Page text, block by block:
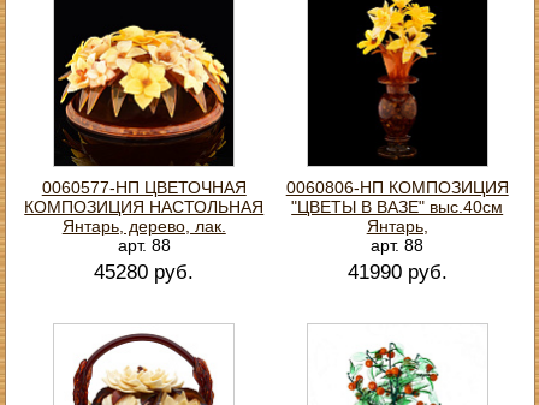
0060577-НП ЦВЕТОЧНАЯ
КОМПОЗИЦИЯ НАСТОЛЬНАЯ
Янтарь, дерево, лак.
арт. 88
45280 руб.
0060806-НП КОМПОЗИЦИЯ
"ЦВЕТЫ В ВАЗЕ" выс.40см
Янтарь,
арт. 88
41990 руб.